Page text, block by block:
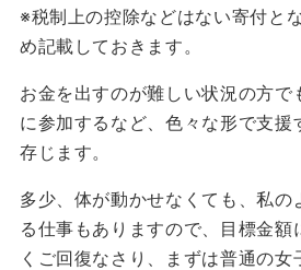
※税制上の控除などはない寄付と
め記載しておきます。
お金を出すのが難しい状況の方で
に参加するなど、色々な形で支援
存じます。
多少、体が動かせなくても、私の
る仕事もありますので、目標金額
くご回復なさり、まずは普通の女